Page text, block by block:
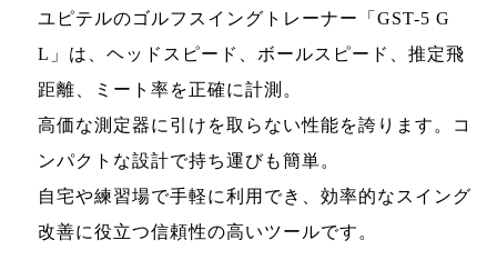
ユピテルのゴルフスイングトレーナー「GST-5 G
L」は、ヘッドスピード、ボールスピード、推定飛
距離、ミート率を正確に計測。
高価な測定器に引けを取らない性能を誇ります。コ
ンパクトな設計で持ち運びも簡単。
自宅や練習場で手軽に利用でき、効率的なスイング
改善に役立つ信頼性の高いツールです。